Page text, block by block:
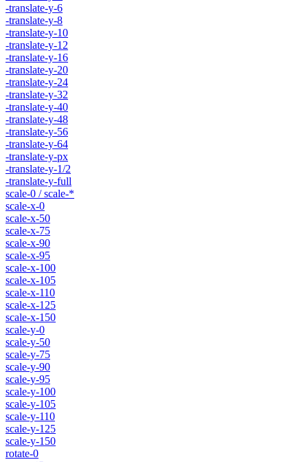
-translate-y-6
-translate-y-8
-translate-y-10
-translate-y-12
-translate-y-16
-translate-y-20
-translate-y-24
-translate-y-32
-translate-y-40
-translate-y-48
-translate-y-56
-translate-y-64
-translate-y-px
-translate-y-1/2
-translate-y-full
scale-0 / scale-*
scale-x-0
scale-x-50
scale-x-75
scale-x-90
scale-x-95
scale-x-100
scale-x-105
scale-x-110
scale-x-125
scale-x-150
scale-y-0
scale-y-50
scale-y-75
scale-y-90
scale-y-95
scale-y-100
scale-y-105
scale-y-110
scale-y-125
scale-y-150
rotate-0